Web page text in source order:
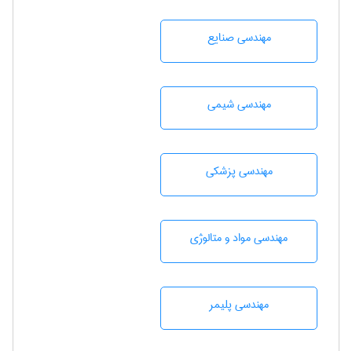
مهندسی صنايع
مهندسي شيمی
مهندسی پزشکی
مهندسی مواد و متالوژی
مهندسی پليمر